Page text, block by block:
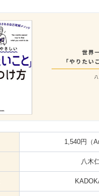
1,540円（
八木